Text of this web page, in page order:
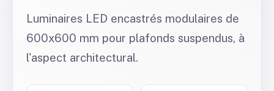
Luminaires LED encastrés modulaires de
600x600 mm pour plafonds suspendus, à
l'aspect architectural.